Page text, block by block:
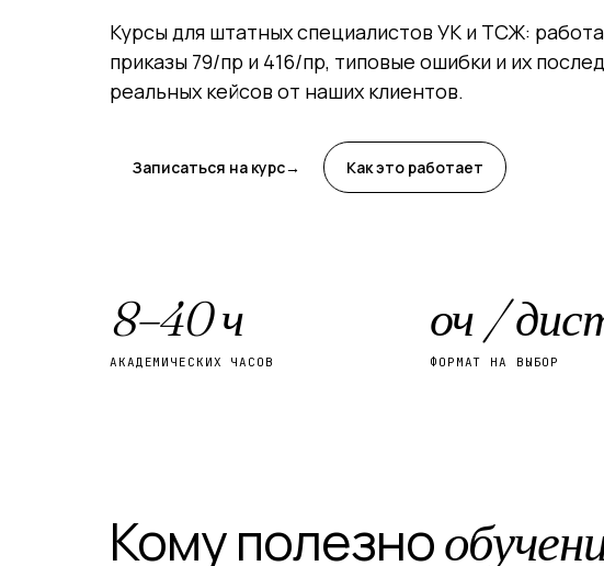
Курсы для штатных специалистов УК и ТСЖ:
приказы 79/пр и 416/пр, типовые ошибки и их
реальных кейсов от наших клиентов.
Записаться на курс→ Как это работает
8–40 ч
АКАДЕМИЧЕСКИХ ЧАСОВ
оч /
ФОРМАТ НА ВЫБОР
Кому полезно